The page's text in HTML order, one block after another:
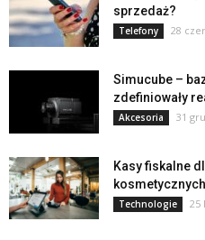
sprzedaż?
Telefony 28
Simucube –
zdefiniowały
Akcesoria 31
Kasy fiskalne
Technologie 25